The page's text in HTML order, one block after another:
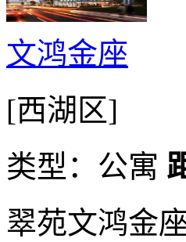
文鸿金座
[西湖区]
类型：公寓
翠苑文鸿金